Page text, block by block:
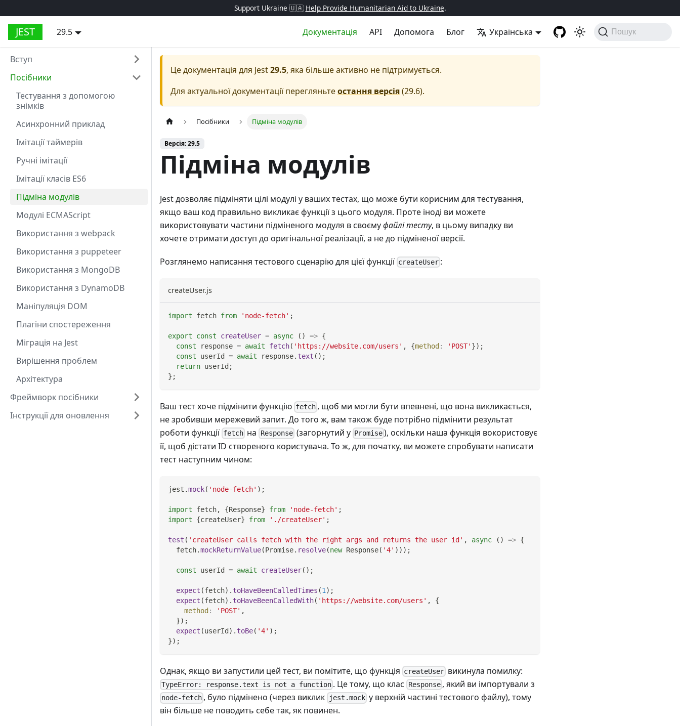
Support Ukraine 🇺🇦 Help Provide Humanitarian Aid to Ukraine.
JEST 29.5 Документація API Допомога Блог Українська Пошук
Вступ
Посібники
Тестування з допомогою
знімків
Асинхронний приклад
Імітації таймерів
Ручні імітації
Імітації класів ES6
Підміна модулів
Модулі ECMAScript
Використання з webpack
Використання з puppeteer
Використання з MongoDB
Використання з DynamoDB
Маніпуляція DOM
Плагіни спостереження
Міграція на Jest
Вирішення проблем
Архітектура
Фреймворк посібники
Інструкції для оновлення
Це документація для Jest29.5, яка більше активно не підтримується.
Для актуальної документації перегляньтеостання версія(29.6).
Посібники Підміна модулів
Версія: 29.5
Підміна модулів
Jest дозволяє підміняти цілі модулі у ваших тестах, що може бути корисним для тестування,
якщо ваш код правильно викликає функції з цього модуля. Проте іноді ви можете
використовувати частини підміненого модуля в своємуфайлі тесту, в цьому випадку ви
хочете отримати доступ до оригінальної реалізації, а не до підміненої версії.
Розглянемо написання тестового сценарію для цієї функції createUser :
createUser.js
import fetch from 'node-fetch' ;
export const createUser = async ( ) => {
const response = await fetch( 'https://website.com/users' , {method : 'POST' }) ;
const userId = await response. text ( ) ;
return userId ;
} ;
Ваш тест хоче підмінити функцію fetch , щоб ми могли бути впевнені, що вона викликається,
не зробивши мережевий запит. До того ж, вам також буде потрібно підмінити результат
роботи функції fetch на Response(загорнутий у Promise), оскільки наша функція вокористовує
її, щоб дістати ID створеного користувача. То ж, для початку, ви можете спробувати написати
тест наступним чином:
jest .mock( 'node-fetch' ) ;
import fetch, {Response} from 'node-fetch' ;
import
{createUser} from './createUser' ;
test ( 'createUser calls fetch with the right args and returns the user id' , async ( ) => {
  fetch
.mockReturnValue(Promise. resolve(new Response( '4' ) ) ) ;
const userId = await createUser( ) ;
expect (fetch) . toHaveBeenCalledTimes (1 ) ;
expect (fetch) . toHaveBeenCalledWith( 'https://website.com/users' ,
{
method : 'POST' ,
}) ;
expect (userId ) . toBe( '4' ) ;
}) ;
Однак, якщо ви запустили цей тест, ви помітите, що функція createUser викинула помилку:
TypeError: response.text is not a function . Це тому, що клас Response, який ви імпортували з
node-fetch , було підмінено (через виклик jest.mockу верхній частині тестового файлу), тому
він більше не поводить себе так, як повинен.